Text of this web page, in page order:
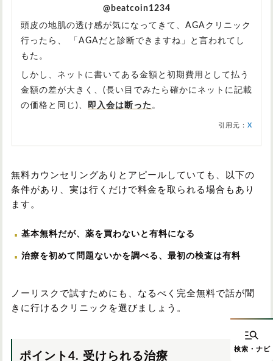
@beatcoin1234
頭皮の地肌の透け感が気になってきて、AGAクリニック
行ったら、 「AGAだと診断できますね」と言われてし
もた。
しかし、ネットに書いてある金額と初期費用として払う
金額の差が大きく、(長い目でみたら確かにネットに記載
の価格と同じ)、
即入会は断った 。
引用元： X
無料カウンセリングありとアピールしていても、以下の
条件があり、実は行くだけで料金を取られる場合もあり
ます。
基本無料だが、薬を買わないと有料になる
治療を初めて問題ないかを調べる、最初の検査は有料
ノーリスクで試すためにも、なるべく完全無料で話が聞
きに行けるクリニックを選びましょう。
ポイント4. 受けられる治療